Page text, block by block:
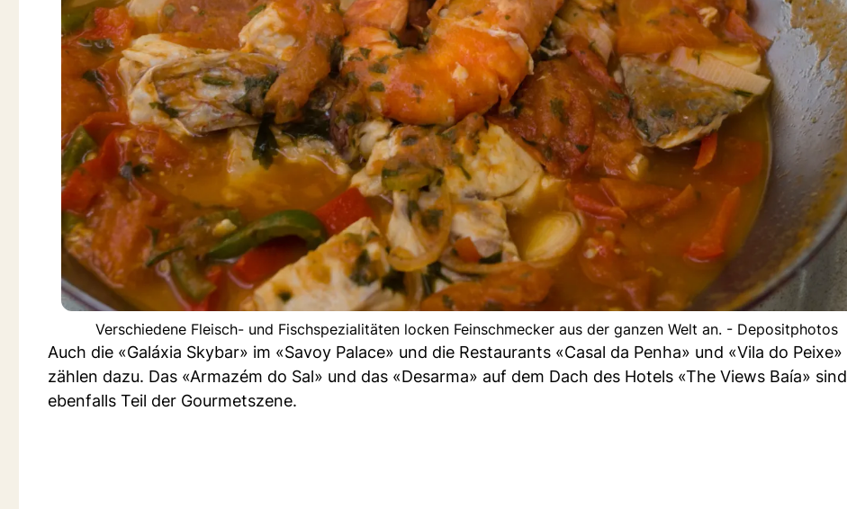
Verschiedene Fleisch- und Fischspezialitäten locken Feinschmecker aus der ganzen Welt an. - Depositphotos
Auch die «Galáxia Skybar» im «Savoy Palace» und die Restaurants «Casal da Penha» und «Vila do Peixe»
zählen dazu. Das «Armazém do Sal» und das «Desarma» auf dem Dach des Hotels «The Views Baía» sind
ebenfalls Teil der Gourmetszene.